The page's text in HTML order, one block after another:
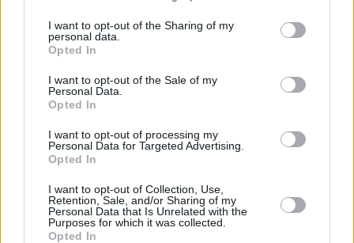
not limited to your visit or usage behaviour. You may click to
grant or deny consent to Google and its third-party tags to
use your data for below specified purposes in below Google
consent section.
I want to opt-out of the Sharing of my
personal data.
Opted In
I want to opt-out of the Sale of my
Personal Data.
Opted In
I want to opt-out of processing my
Personal Data for Targeted Advertising.
Opted In
I want to opt-out of Collection, Use,
Retention, Sale, and/or Sharing of my
Personal Data that Is Unrelated with the
Purposes for which it was collected.
Opted In
Γιάννης Κωνσταντάτος: Το στοίχημα της
συντήρησης για το Πρότυπο Κέντρο ΑμεΑ στο